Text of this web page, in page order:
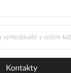
Kontakty